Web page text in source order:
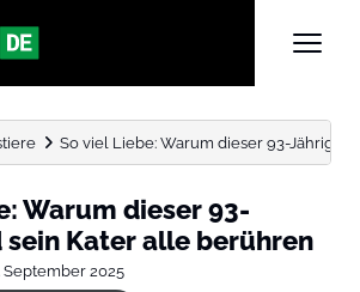
So viel Liebe: Warum dieser 93-Jährige
Warum dieser 93-
sein Kater alle berühren
September 2025